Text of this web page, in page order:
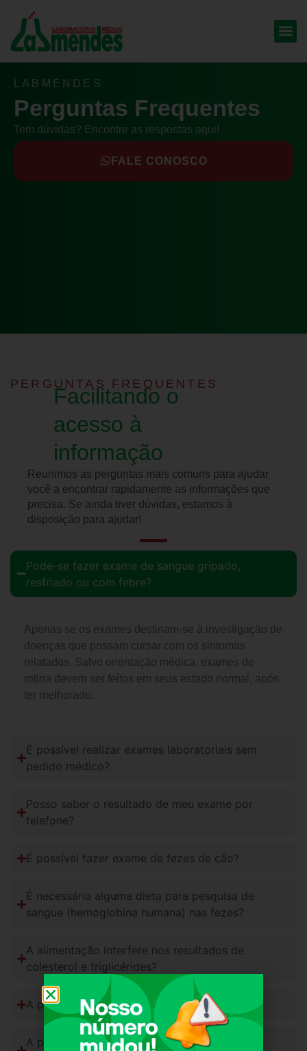
LABMENDES
Perguntas Frequentes
Tem dúvidas? Encontre as respostas aqui!
FALE CONOSCO
PERGUNTAS FREQUENTES
Facilitando o
acesso à
informação
Reunimos as perguntas mais comuns para ajudar
você a encontrar rapidamente as informações que
precisa. Se ainda tiver dúvidas, estamos à
disposição para ajudar!
Pode-se fazer exame de sangue gripado,
resfriado ou com febre?
Apenas se os exames destinam-se à investigação de
doenças que possam cursar com os sintomas
relatados. Salvo orientação médica, exames de
rotina devem ser feitos em seus estado normal, após
ter melhorado.
É possível realizar exames laboratoriais sem
pedido médico?
Posso saber o resultado de meu exame por
telefone?
É possível fazer exame de fezes de cão?
É necessária alguma dieta para pesquisa de
sangue (hemoglobina humana) nas fezes?
A alimentação interfere nos resultados de
colesterol e triglicérides?
A picada da agulha dói?
A picada da agulha pode fazer alguém passar